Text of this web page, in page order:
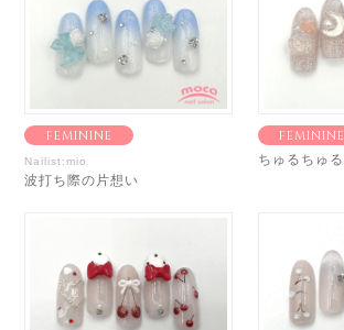
FEMININE
Nailist:mio
波打ち際の片想い
FEMININE